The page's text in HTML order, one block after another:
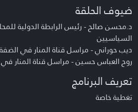
ضيوف الحلقة
د.محسن صالح - رئيس الرابطة الدولية
السياسيين
ديب حوراني - مراسل قناة المنار في الضفة
روح العباس حسين - مراسل قناة المنار في
تعريف البرنامج
تغطية خاصة